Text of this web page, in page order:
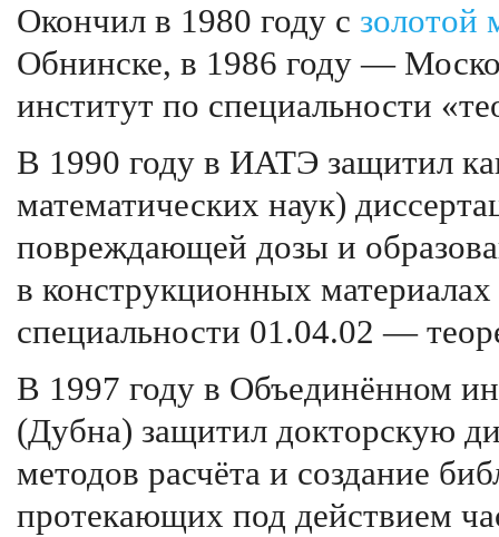
Окончил в 1980 году с золотой
Обнинске, в 1986 году —
институт по специальности
В 1990 году в ИАТЭ защитил
математических наук)
повреждающей дозы и
в конструкционных
специальности 01.04.02 —
В 1997 году в Объединённом
(Дубна) защитил докторскую
методов расчёта и создание
протекающих под действием